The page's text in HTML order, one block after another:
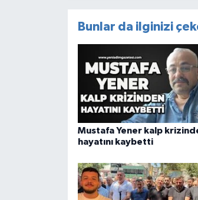
Bunlar da ilginizi
Mustafa Yener kalp
hayatını kaybetti